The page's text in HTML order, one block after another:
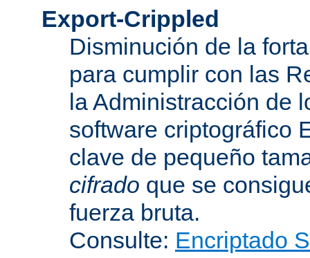
Export-Crippled
Disminución de la
para cumplir con las
la Administracción de
software criptográfico
clave de pequeño
cifrado que se
fuerza bruta.
Consulte: Encriptado